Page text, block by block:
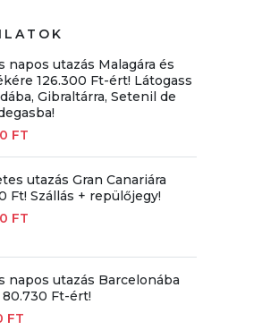
napos utazás Malagára és
126.300 Ft-ért! Látogass
Gibraltárra, Setenil de
FT
utazás Gran Canariára
Ft! Szállás + repülőjegy!
FT
napos utazás Barcelonába
Ft-ért!
FT